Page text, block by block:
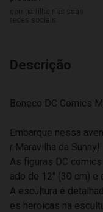
Descrição
Boneco DC Comics
Embarque nessa
r Maravilha da Sunny!
As figuras DC
ado de 12" (30 cm) e
A escultura é
es heroicas na